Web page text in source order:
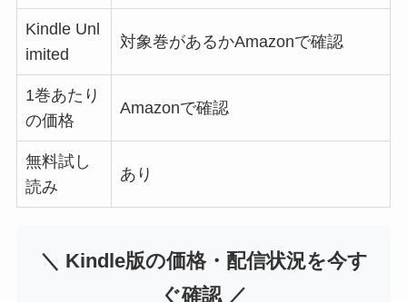
Kindle Unl
imited
対象巻があるかAmazonで確認
1巻あたり
の価格
Amazonで確認
無料試し
読み
あり
＼ Kindle版の価格・配信状況を今す
ぐ確認 ／